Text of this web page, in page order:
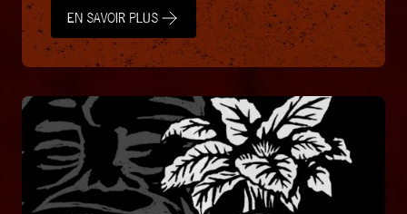
EN SAVOIR PLUS
EN SAVOIR PLUS